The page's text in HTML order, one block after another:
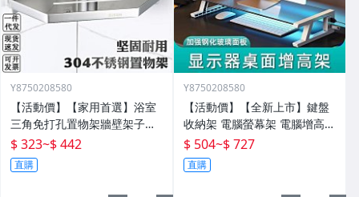
Y8750208580
【活動價】【家用首選】浴室
三角免打孔置物架牆壁架子壁
掛分層置物架衛生間轉角架三
角籃
$ 323~$ 442
直購
Y8750208580
【活動價】【全新上市】鍵盤
收納架 電腦螢幕架 電腦增高架
電腦架 置物增高架 桌面電腦架
螢幕增高架 螢幕收納架 臺式
$ 504~$ 727
直購